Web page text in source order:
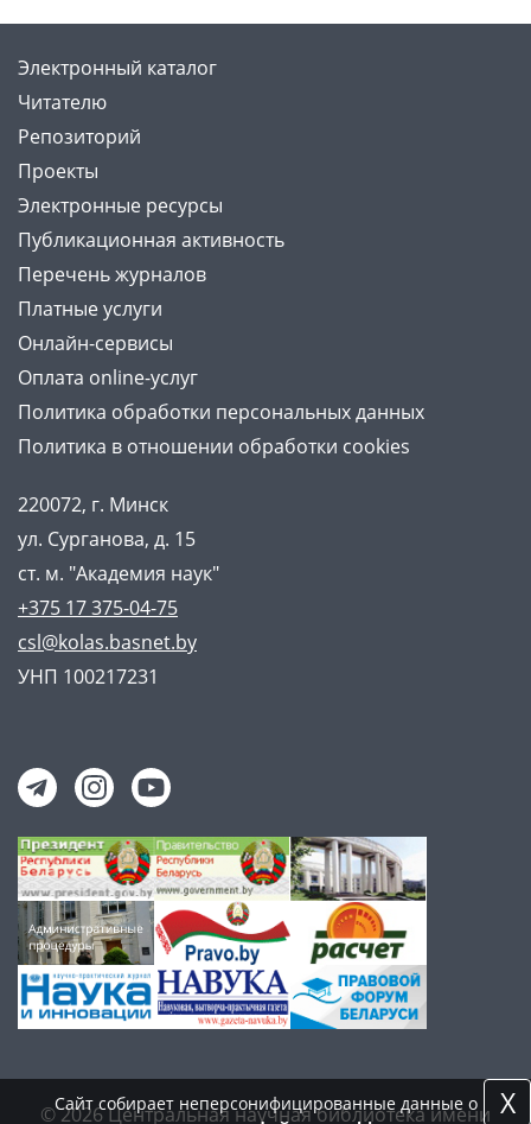
Электронный каталог
Читателю
Репозиторий
Проекты
Электронные ресурсы
Публикационная активность
Перечень журналов
Платные услуги
Онлайн-сервисы
Оплата online-услуг
Политика обработки персональных данных
Политика в отношении обработки cookies
220072, г. Минск
ул. Сурганова, д. 15
ст. м. "Академия наук"
+375 17 375-04-75
csl@kolas.basnet.by
УНП 100217231
© 2026 Центральная научная библиотека имени
Сайт собирает неперсонифицированные данные о
X